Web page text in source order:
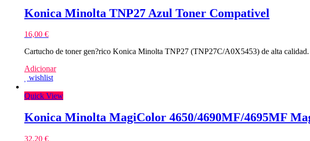
Konica Minolta TNP27 Azul Toner Compativel
16,00 €
Cartucho de toner gen?rico Konica Minolta TNP27 (TNP27C/A0X5453) de alta
Adicionar
wishlist
Quick View
Konica Minolta MagiColor 4650/4690MF/4695MF
32,20 €